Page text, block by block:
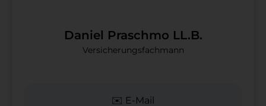
Daniel Praschmo LL.B.
Versicherungsfachmann
✉️ E-Mail